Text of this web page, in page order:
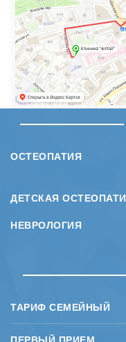
ОСТЕОПАТИЯ
ДЕТСКАЯ
НЕВРОЛОГИЯ
ТАРИФ СЕМЕЙНЫЙ